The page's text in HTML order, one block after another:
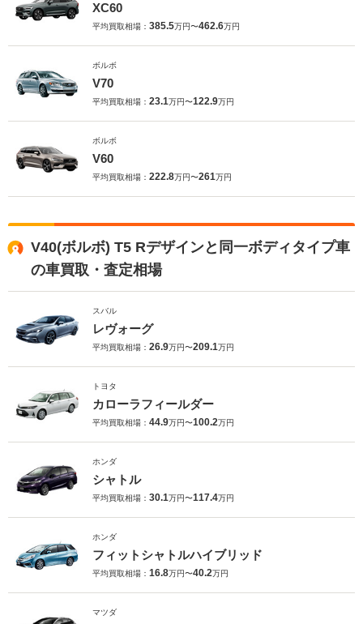
XC60
平均買取相場： 385.5万円〜462.6万円
ボルボ
V70
平均買取相場： 23.1万円〜122.9万円
ボルボ
V60
平均買取相場： 222.8万円〜261万円
V40(ボルボ) T5 Rデザインと同一ボディタイプ車
の車買取・査定相場
スバル
レヴォーグ
平均買取相場： 26.9万円〜209.1万円
トヨタ
カローラフィールダー
平均買取相場： 44.9万円〜100.2万円
ホンダ
シャトル
平均買取相場： 30.1万円〜117.4万円
ホンダ
フィットシャトルハイブリッド
平均買取相場： 16.8万円〜40.2万円
マツダ